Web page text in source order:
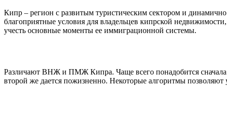
Кипр – регион с развитым туристическим сектором и
благоприятные условия для владельцев кипрской
учесть основные моменты ее иммиграционной системы.
Различают ВНЖ и ПМЖ Кипра. Чаще всего понадобится сначала
второй же дается пожизненно. Некоторые алгоритмы позволяют